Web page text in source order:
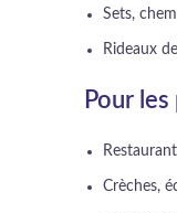
Sets,
Rideaux
Pour
Crèches,